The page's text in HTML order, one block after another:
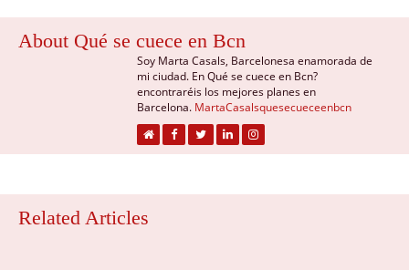
About Qué se cuece en Bcn
Soy Marta Casals, Barcelonesa enamorada de
mi ciudad. En Qué se cuece en Bcn?
encontraréis los mejores planes en
Barcelona. MartaCasalsquesecueceenbcn
Related Articles